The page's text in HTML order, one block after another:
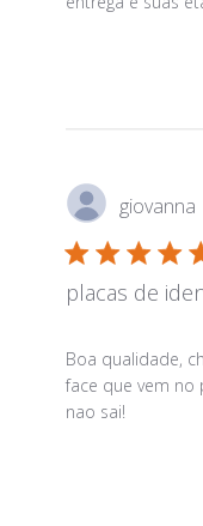
giovanna
placas de
Boa qualidade,
face que vem
nao sai!
read more